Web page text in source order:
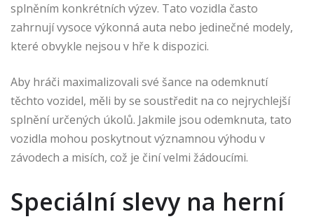
splněním konkrétních výzev. Tato vozidla často
zahrnují vysoce výkonná auta nebo jedinečné modely,
které obvykle nejsou v hře k dispozici.
Aby hráči maximalizovali své šance na odemknutí
těchto vozidel, měli by se soustředit na co nejrychlejší
splnění určených úkolů. Jakmile jsou odemknuta, tato
vozidla mohou poskytnout významnou výhodu v
závodech a misích, což je činí velmi žádoucími.
Speciální slevy na herní